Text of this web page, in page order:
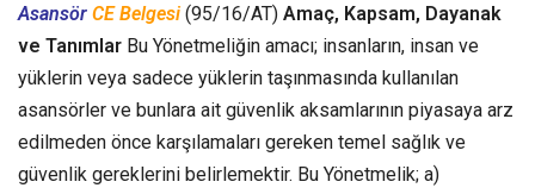
Asansör CE Belgesi (95/16/AT) Amaç, Kapsam, Dayanak
ve Tanımlar Bu Yönetmeliğin amacı; insanların, insan ve
yüklerin veya sadece yüklerin taşınmasında kullanılan
asansörler ve bunlara ait güvenlik aksamlarının piyasaya arz
edilmeden önce karşılamaları gereken temel sağlık ve
güvenlik gereklerini belirlemektir. Bu Yönetmelik; a)